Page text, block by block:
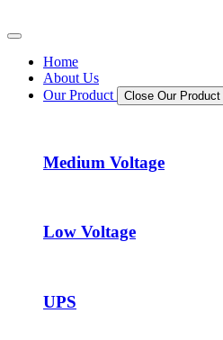
to
Home
About Us
Our Product
Close Our Product
Medium Voltage
Low Voltage
UPS